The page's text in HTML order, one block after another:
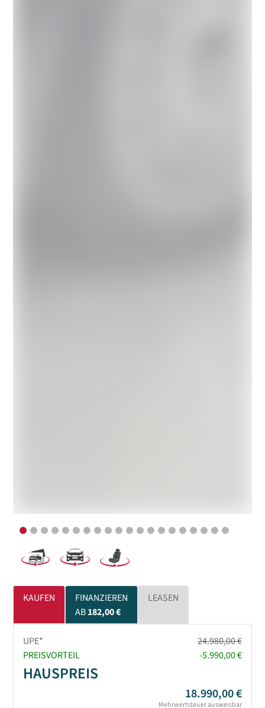
KAUFEN
FINANZIEREN
AB182,00 €
LEASEN
UPE*
24.980,00 €
PREISVORTEIL
-5.990,00 €
HAUSPREIS
18.990,00 €
Mehrwertsteuer ausweisbar